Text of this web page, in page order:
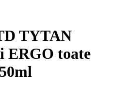
TYTAN
ERGO toate